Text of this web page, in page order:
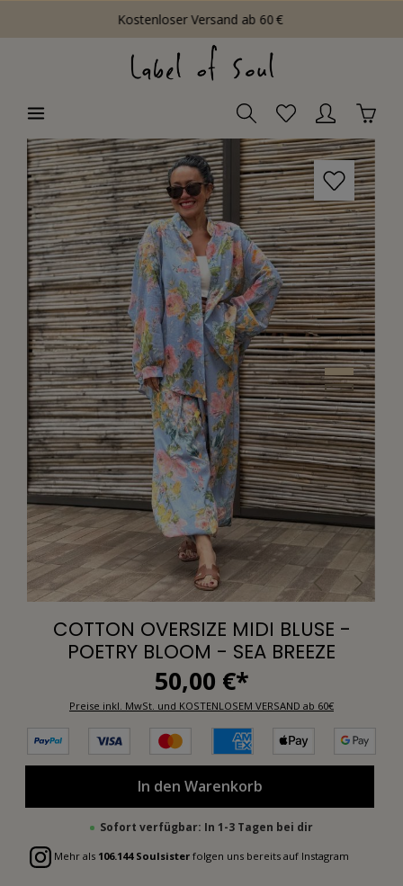
Kostenloser Versand ab 60 €
COTTON OVERSIZE MIDI BLUSE -
POETRY BLOOM - SEA BREEZE
50,00 €*
Preise inkl. MwSt. und KOSTENLOSEM VERSAND ab 60€
In den Warenkorb
Sofort verfügbar: In 1-3 Tagen bei dir
Mehr als 106.144 Soulsisterfolgen uns bereits auf Instagram